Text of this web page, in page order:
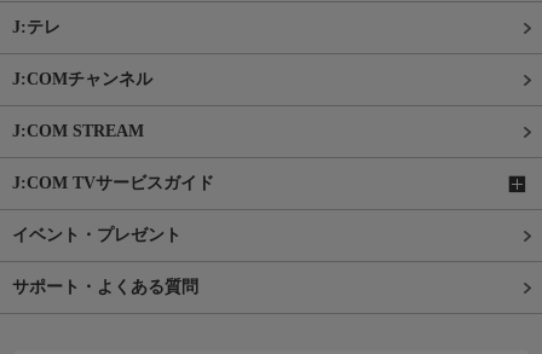
J:テレ
J:COMチャンネル
J:COM STREAM
J:COM TVサービスガイド
イベント・プレゼント
サポート・よくある質問